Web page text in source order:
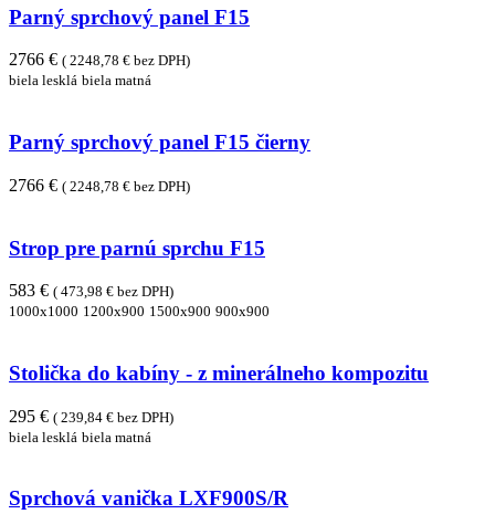
Parný sprchový panel F15
2766 € ( 2248,78 € bez DPH)
biela lesklá biela matná
Parný sprchový panel F15 čierny
2766 € ( 2248,78 € bez DPH)
Strop pre parnú sprchu F15
583 € ( 473,98 € bez DPH)
1000x1000 1200x900 1500x900 900x900
Stolička do kabíny - z minerálneho kompozitu
295 € ( 239,84 € bez DPH)
biela lesklá biela matná
Sprchová vanička LXF900S/R